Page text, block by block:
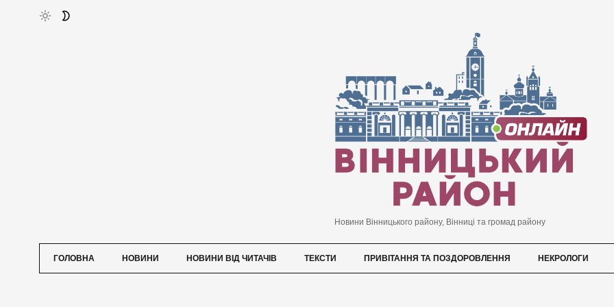
Новини Вінницького району, Вінниці та громад району
ГОЛОВНА НОВИНИ НОВИНИ ВІД ЧИТАЧІВ ТЕКСТИ ПРИВІТАННЯ ТА ПОЗДОРОВЛЕННЯ НЕКРОЛОГИ